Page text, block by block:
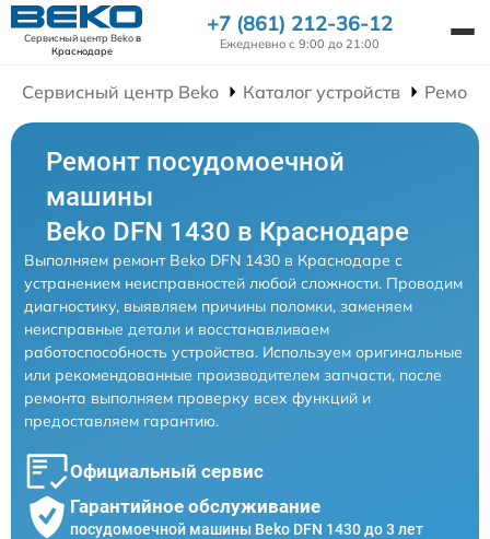
Сервисный центр Bekoв
Краснодаре
+7 (861) 212-36-12
Ежедневно с 9:00 до 21:00
Сервисный центр Beko Каталог устройств
Ремонт посудомоечной
машины
Beko DFN 1430 в Краснодаре
Выполняем ремонт Beko DFN 1430 в Краснодаре с
устранением неисправностей любой сложности. Проводим
диагностику, выявляем причины поломки, заменяем
неисправные детали и восстанавливаем
работоспособность устройства. Используем оригинальные
или рекомендованные производителем запчасти, после
ремонта выполняем проверку всех функций и
предоставляем гарантию.
Официальный сервис
Гарантийное обслуживание
посудомоечной машины Beko DFN 1430 до 3 лет